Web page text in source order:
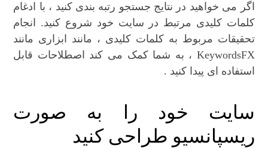
اگر می خواهید در نتایج جستجو رتبه بندی کنید ، با ادغام
کلمات کلیدی مرتبط در سایت خود شروع کنید. انجام
تحقیقات مربوط به کلمات کلیدی ، مانند ابزاری مانند
KeywordsFX ، به شما کمک می کند اصطلاحات قابل
استفاده ای پیدا کنید .
سایت خود را به صورت
ریسپانسیو طراحی کنید